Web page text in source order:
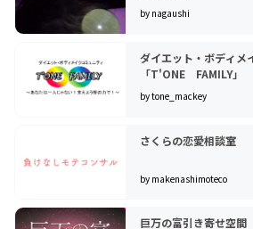
by nagaushi
ダイエット・ボディメ
「T'ONE FAMILY」
by tone_mackey
さくらの恋愛相談室
by makenashimoteco
巨万の富引き寄せ空間